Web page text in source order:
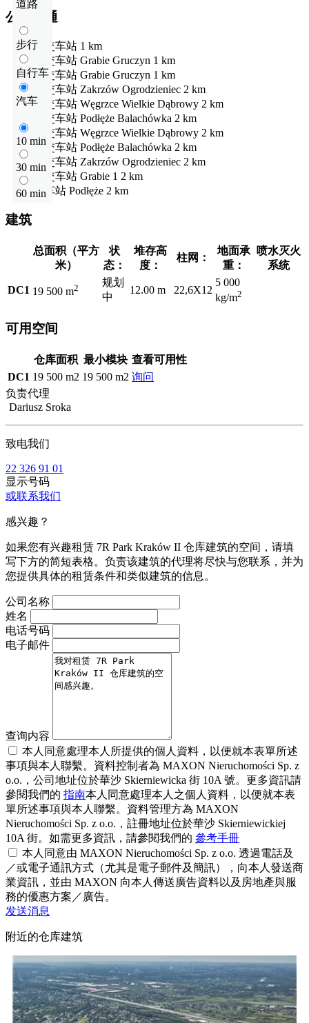
道路
步行
自行车
汽车
10 min
30 min
60 min
公共交通
公交车站 1 km
公交车站 Grabie Gruczyn 1 km
公交车站 Grabie Gruczyn 1 km
公交车站 Zakrzów Ogrodzieniec 2 km
公交车站 Węgrzce Wielkie Dąbrowy 2 km
公交车站 Podłęże Balachówka 2 km
公交车站 Węgrzce Wielkie Dąbrowy 2 km
公交车站 Podłęże Balachówka 2 km
公交车站 Zakrzów Ogrodzieniec 2 km
公交车站 Grabie 1 2 km
火车站 Podłęże 2 km
建筑
总面积（平方
米）
状
态：
堆存高
度：
柱网：
地面承
重：
喷水灭火
系统
DC1 19 500 m2
规划
中
12.00 m 22,6X12
5 000
kg/m2
可用空间
仓库面积 最小模块 查看可用性
DC1 19 500 m2 19 500 m2 询问
负责代理
Dariusz Sroka
致电我们
22 326 91 01
显示号码
或联系我们
感兴趣？
如果您有兴趣租赁 7R Park Kraków II 仓库建筑的空间，请填
写下方的简短表格。负责该建筑的代理将尽快与您联系，并为
您提供具体的租赁条件和类似建筑的信息。
公司名称
姓名
电话号码
电子邮件
查询内容
本人同意處理本人所提供的個人資料，以便就本表單所述
事項與本人聯繫。資料控制者為 MAXON Nieruchomości Sp. z
o.o.，公司地址位於華沙 Skierniewicka 街 10A 號。更多資訊請
參閱我們的 指南本人同意處理本人之個人資料，以便就本表
單所述事項與本人聯繫。資料管理方為 MAXON
Nieruchomości Sp. z o.o.，註冊地址位於華沙 Skierniewickiej
10A 街。如需更多資訊，請參閱我們的 參考手冊
本人同意由 MAXON Nieruchomości Sp. z o.o. 透過電話及
／或電子通訊方式（尤其是電子郵件及簡訊），向本人發送商
業資訊，並由 MAXON 向本人傳送廣告資料以及房地產與服
務的優惠方案／廣告。
发送消息
附近的仓库建筑